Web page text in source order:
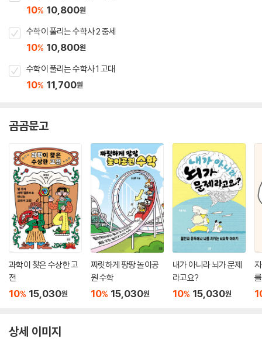
10% 10,800원
수학이 풀리는 수학사 2 중세
10% 10,800원
수학이 풀리는 수학사 1 고대
10% 11,700원
곰곰문고
과학이 찾은 수상한 고
전
10% 15,030원
짜릿하게 팡팡 놀이공
원 수학
10% 15,030원
내가 아니라 뇌가 문제
라고요?
10% 15,030원
상세 이미지